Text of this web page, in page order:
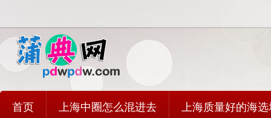
首页 上海中圈怎么混进去 上海质量好的海选